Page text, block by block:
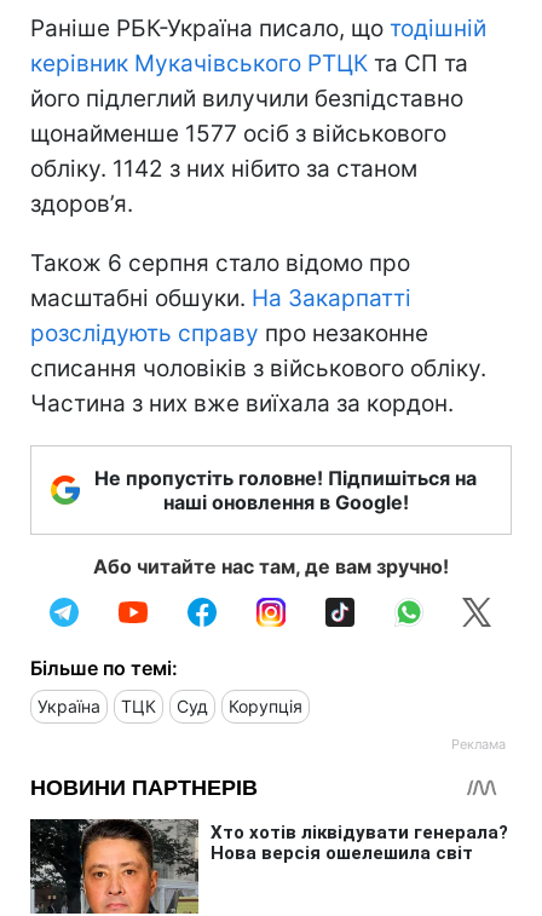
Раніше РБК-Україна писало, що тодішній
керівник Мукачівського РТЦК та СП та
його підлеглий вилучили безпідставно
щонайменше 1577 осіб з військового
обліку. 1142 з них нібито за станом
здоров’я.
Також 6 серпня стало відомо про
масштабні обшуки. На Закарпатті
розслідують справу про незаконне
списання чоловіків з військового обліку.
Частина з них вже виїхала за кордон.
Не пропустіть головне! Підпишіться на
наші оновлення в Google!
Або читайте нас там, де вам зручно!
Більше по темі:
Україна ТЦК Суд Корупція